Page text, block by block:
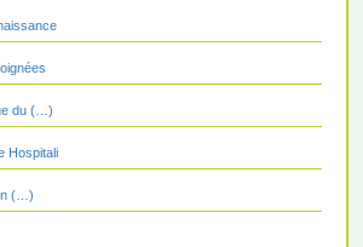
du (…)
Hospitali
(…)